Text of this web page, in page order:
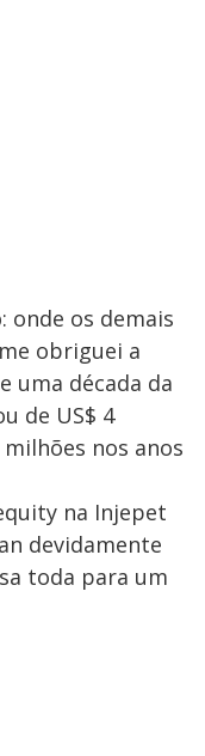
onde os demais
obriguei a
uma década da
de US$ 4
nos anos
na Injepet
devidamente
toda para um